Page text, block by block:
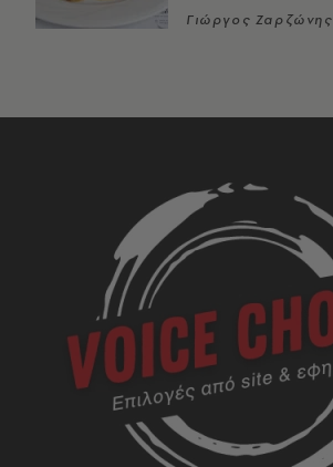
Γιώργος Ζαρζώνης